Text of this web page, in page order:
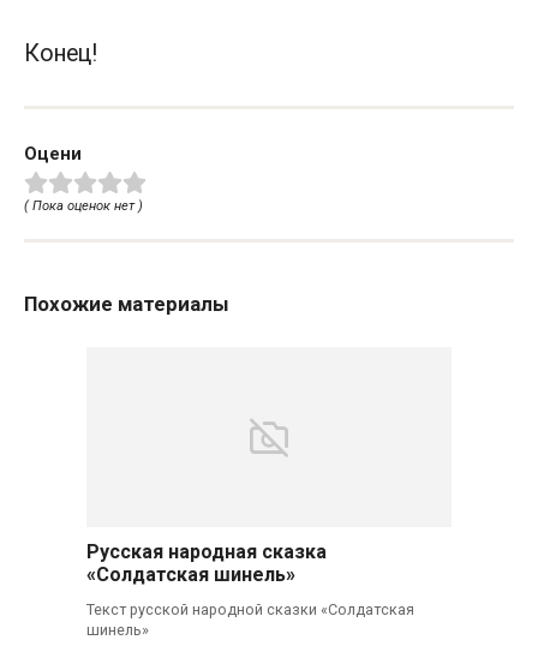
Конец!
Оцени
( Пока оценок нет )
Похожие материалы
Русская народная сказка
«Солдатская шинель»
Текст русской народной сказки «Солдатская
шинель»